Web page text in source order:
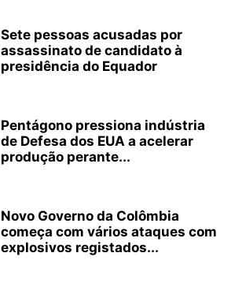
Sete pessoas acusadas por
assassinato de candidato à
presidência do Equador
Pentágono pressiona indústria
de Defesa dos EUA a acelerar
produção perante...
Novo Governo da Colômbia
começa com vários ataques com
explosivos registados...